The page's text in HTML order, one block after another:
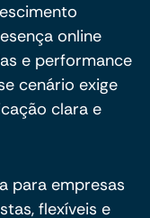
online
e performance
cenário exige
clara e
para empresas
flexíveis e